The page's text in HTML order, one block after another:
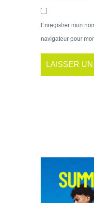
Enregistrer mon
navigateur pour